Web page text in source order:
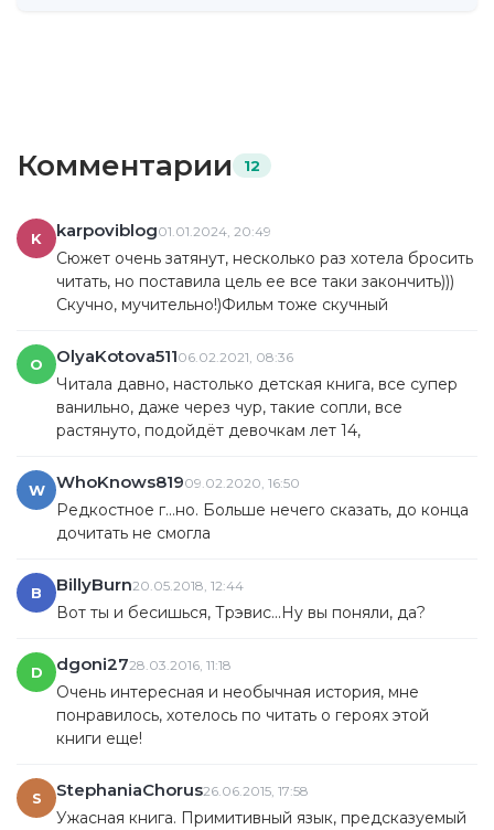
Комментарии 12
K karpoviblog01.01.2024, 20:49
Сюжет очень затянут, несколько раз хотела бросить
читать, но поставила цель ее все таки закончить)))
Скучно, мучительно!)Фильм тоже скучный
O OlyaKotova51106.02.2021, 08:36
Читала давно, настолько детская книга, все супер
ванильно, даже через чур, такие сопли, все
растянуто, подойдёт девочкам лет 14,
W WhoKnows81909.02.2020, 16:50
Редкостное г...но. Больше нечего сказать, до конца
дочитать не смогла
B BillyBurn20.05.2018, 12:44
Вот ты и бесишься, Трэвис...Ну вы поняли, да?
D dgoni2728.03.2016, 11:18
Очень интересная и необычная история, мне
понравилось, хотелось по читать о героях этой
книги еще!
S StephaniaChorus26.06.2015, 17:58
Ужасная книга. Примитивный язык, предсказуемый